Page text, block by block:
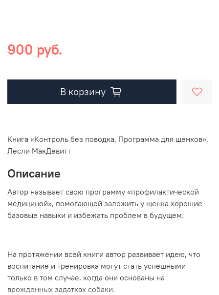
900 руб.
В корзину
Книга «Контроль без поводка. Программа для щенков»,
Лесли МакДевитт
Описание
Автор называет свою программу «профилактической
медициной», помогающей заложить у щенка хорошие
базовые навыки и избежать проблем в будущем.
На протяжении всей книги автор развивает идею, что
воспитание и тренировка могут стать успешными
только в том случае, когда они основаны на
врожденных задатках собаки.